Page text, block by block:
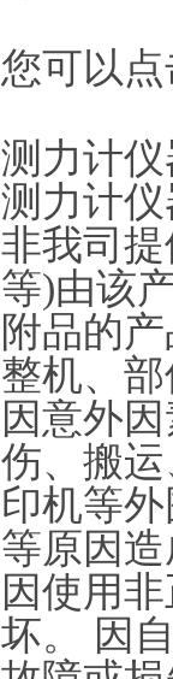
您可以
测力计
测力计
非我司
等)由该
附品的
整机、
因意外
伤、搬
印机等
等原因
因使用
坏。 因